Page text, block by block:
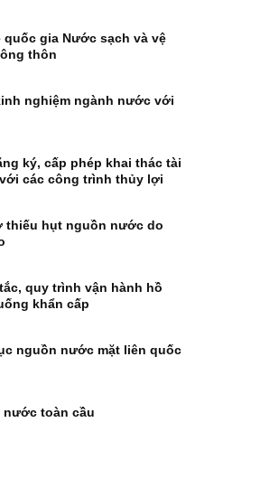
quốc gia Nước sạch và vệ
thôn
nghiệm ngành nước với
ký, cấp phép khai thác tài
các công trình thủy lợi
thiếu hụt nguồn nước do
quy trình vận hành hồ
khẩn cấp
nguồn nước mặt liên quốc
nước toàn cầu